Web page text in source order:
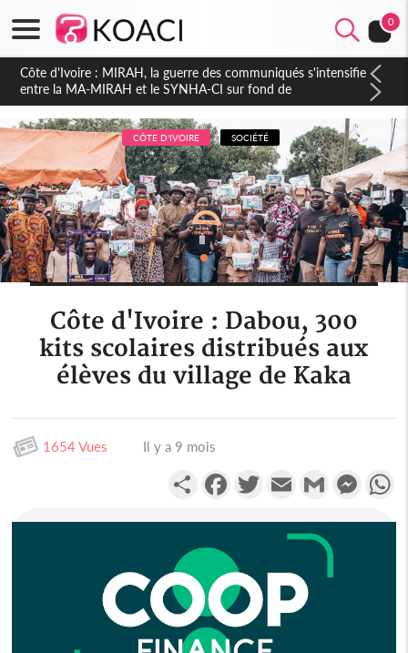
0
Côte d'Ivoire : Indépendance 2026, Thiam plaide pour un
environnement démocratique plus apaisé
CÔTE D'IVOIRE SOCIÉTÉ
Côte d'Ivoire : Dabou, 300
kits scolaires distribués aux
élèves du village de Kaka
1654 Vues Il y a 9 mois
PartagerFacebookTwitterEmail Gmail